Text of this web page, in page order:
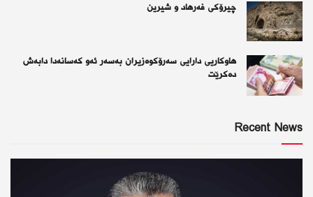
چیرۆكی فەرهاد و شیرین
هاوکاریی دارایی سەرۆکوەزیران بەسەر ئەو كەسانەدا دابەش
دەکرێت
Recent News